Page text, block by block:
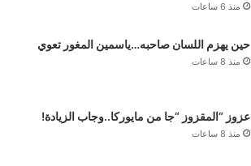
منذ 6 ساعات
حين يهزم اللسان صاحبه…ياسمين المغور تعوي
منذ 8 ساعات
عزوز “المقزوز “جا من مايوركا..وجاب الزيادة!
منذ 8 ساعات